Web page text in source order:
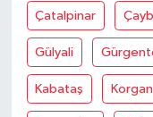
Çatalpinar
Gülyali
Kabataş Korgan